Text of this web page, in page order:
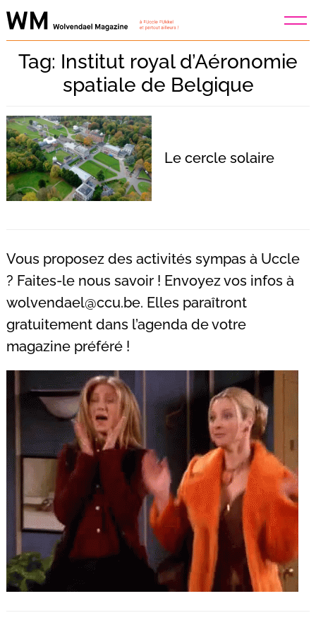
Skip
to
Tag: Institut royal d’Aéronomie
spatiale de Belgique
Le cercle solaire
Vous proposez des activités sympas à Uccle
? Faites-le nous savoir ! Envoyez vos infos à
wolvendael@ccu.be. Elles paraîtront
gratuitement dans l’agenda de votre
magazine préféré !
Recherche
pour